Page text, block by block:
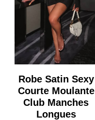
Robe Satin Sexy
Courte Moulante
Club Manches
Longues